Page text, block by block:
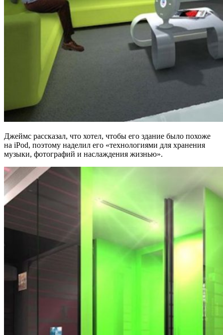
Джеймс рассказал, что хотел, чтобы его здание было похоже
на iPod, поэтому наделил его «технологиями для хранения
музыки, фотографий и наслаждения жизнью».